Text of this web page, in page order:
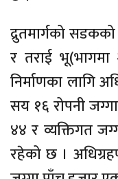
द्रुतमार्गको
र तराई
निर्माणका लागि
सय १६ रोपनी
४४ र व्यक्तिगत
रहेको छ ।